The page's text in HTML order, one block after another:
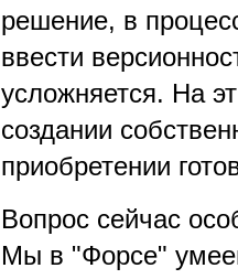
решение, в
ввести
усложняется. На
создании
приобретении
Вопрос сейчас
Мы в "Форсе"